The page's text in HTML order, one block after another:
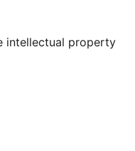
intellectual property